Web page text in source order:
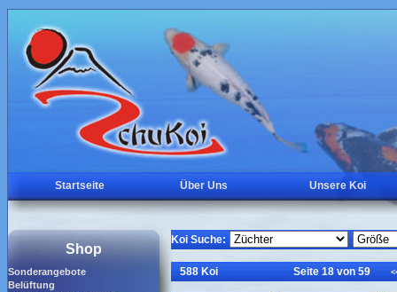
Startseite Über Uns Unsere Koi
Shop
Sonderangebote
Belüftung
Koi Suche:
588 Koi Seite 18 von 59